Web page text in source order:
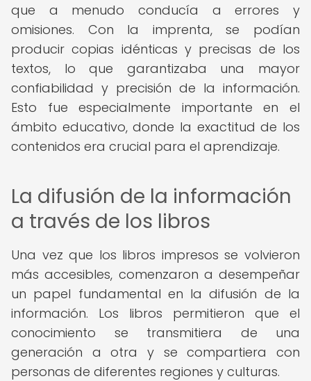
que a menudo conducía a errores y
omisiones. Con la imprenta, se podían
producir copias idénticas y precisas de los
textos, lo que garantizaba una mayor
confiabilidad y precisión de la información.
Esto fue especialmente importante en el
ámbito educativo, donde la exactitud de los
contenidos era crucial para el aprendizaje.
La difusión de la información
a través de los libros
Una vez que los libros impresos se volvieron
más accesibles, comenzaron a desempeñar
un papel fundamental en la difusión de la
información. Los libros permitieron que el
conocimiento se transmitiera de una
generación a otra y se compartiera con
personas de diferentes regiones y culturas.